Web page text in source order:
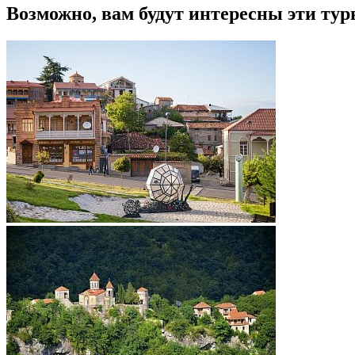
Возможно, вам будут интересны эти